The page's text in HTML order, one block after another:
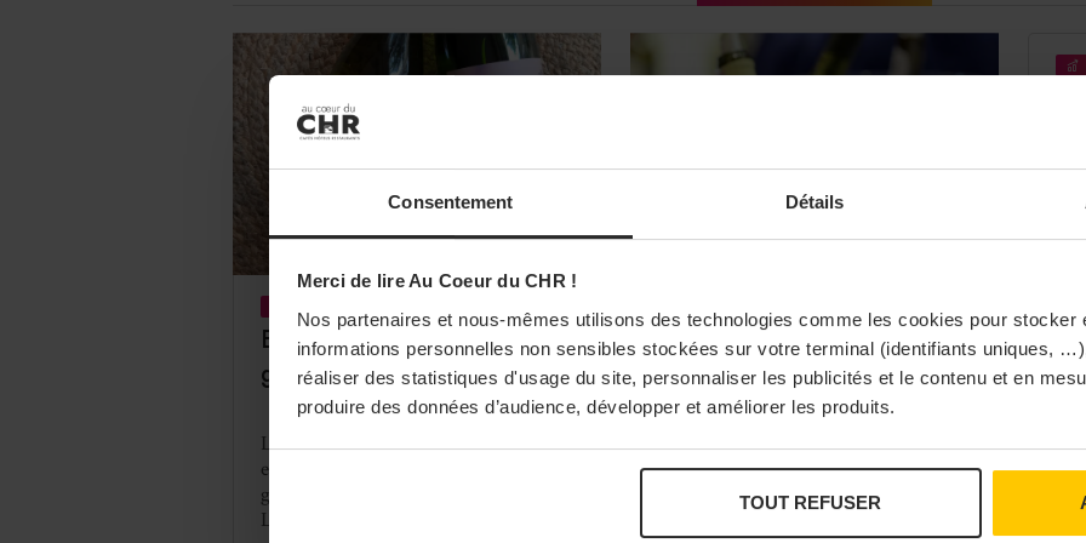
Consentement Détails
Merci de lire Au Coeur du CHR !
Nos partenaires et nous-mêmes utilisons des technologies comme les cookies pour stocker
informations personnelles non sensibles stockées sur votre terminal (identifiants uniques,
réaliser des statistiques d'usage du site, personnaliser les publicités et le contenu et en
produire des données d’audience, développer et améliorer les produits.
TOUT REFUSER
Fédération des caves des vignerons coopérateurs de Vaucluse (FCVCV).
Respectivement, Joël Choveton-Caillat, le président, et Alain Brusset, le directeur.
EthicDrinks propose deux
gammes dédiées au CHR
La start-up bordelaise de vin bio et
engagés, EthicDrinks, sort deux
gammes dédiées au CHR : Vague de
Loire et Pour la Nature.
Le vin bio français recule en
2025
Si le secteur bio alimentaire français
03/